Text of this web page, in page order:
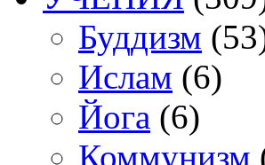
Буддизм
Ислам (6)
Йога (6)
Коммунизм